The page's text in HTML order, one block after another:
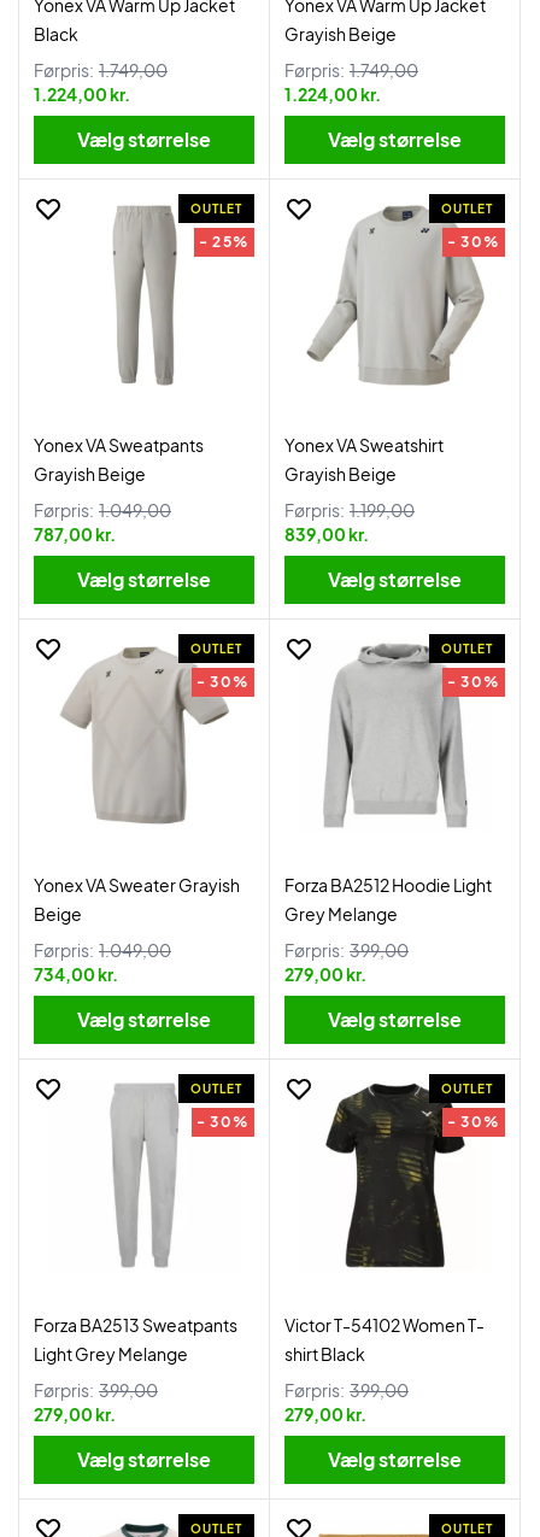
Yonex VA Warm Up Jacket
Black
Førpris: 1.749,00
1.224,00 kr.
Vælg størrelse
Yonex VA Warm Up Jacket
Grayish Beige
Førpris: 1.749,00
1.224,00 kr.
Vælg størrelse
OUTLET
- 25%
Yonex VA Sweatpants
Grayish Beige
Førpris: 1.049,00
787,00 kr.
Vælg størrelse
OUTLET
- 30%
Yonex VA Sweatshirt
Grayish Beige
Førpris: 1.199,00
839,00 kr.
Vælg størrelse
OUTLET
- 30%
Yonex VA Sweater Grayish
Beige
Førpris: 1.049,00
734,00 kr.
Vælg størrelse
OUTLET
- 30%
Forza BA2512 Hoodie Light
Grey Melange
Førpris: 399,00
279,00 kr.
Vælg størrelse
OUTLET
- 30%
Forza BA2513 Sweatpants
Light Grey Melange
Førpris: 399,00
279,00 kr.
Vælg størrelse
OUTLET
- 30%
Victor T-54102 Women T-
shirt Black
Førpris: 399,00
279,00 kr.
Vælg størrelse
OUTLET OUTLET